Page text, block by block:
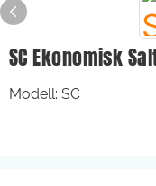
SC Ekonomisk
Modell: SC